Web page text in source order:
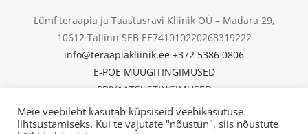
Lümfiteraapia ja Taastusravi Kliinik OÜ – Madara 29,
10612 Tallinn SEB EE741010220268319222
info@teraapiakliinik.ee +372 5386 0806
E-POE MÜÜGITINGIMUSED
PRIVAATSUSTINGIMUSED
KÜPSISED
© Copyright 2025 | Lümfiteraapia ja Taastusravi Kliinik
Meie veebileht kasutab küpsiseid veebikasutuse
lihtsustamiseks. Kui te vajutate "nõustun", siis nõustute